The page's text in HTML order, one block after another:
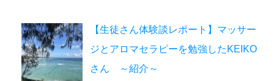
【生徒さん体験談レポート】マッサー
ジとアロマセラピーを勉強したKEIKO
さん ～紹介～